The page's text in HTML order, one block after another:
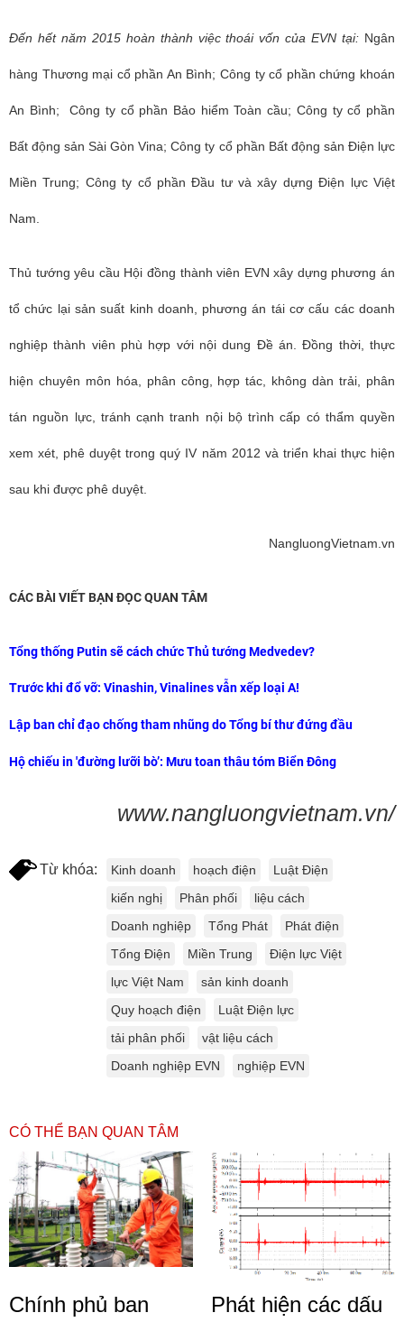
Đến hết năm 2015 hoàn thành việc thoái vốn của EVN tại: Ngân
hàng Thương mại cổ phần An Bình; Công ty cổ phần chứng khoán
An Bình; Công ty cổ phần Bảo hiểm Toàn cầu; Công ty cổ phần
Bất động sản Sài Gòn Vina; Công ty cổ phần Bất động sản Điện lực
Miền Trung; Công ty cổ phần Đầu tư và xây dựng Điện lực Việt
Nam.
Thủ tướng yêu cầu Hội đồng thành viên EVN xây dựng phương án
tổ chức lại sản suất kinh doanh, phương án tái cơ cấu các doanh
nghiệp thành viên phù hợp với nội dung Đề án. Đồng thời, thực
hiện chuyên môn hóa, phân công, hợp tác, không dàn trải, phân
tán nguồn lực, tránh cạnh tranh nội bộ trình cấp có thẩm quyền
xem xét, phê duyệt trong quý IV năm 2012 và triển khai thực hiện
sau khi được phê duyệt.
NangluongVietnam.vn
CÁC BÀI VIẾT BẠN ĐỌC QUAN TÂM
Tổng thống Putin sẽ cách chức Thủ tướng Medvedev?
Trước khi đổ vỡ: Vinashin, Vinalines vẫn xếp loại A!
Lập ban chỉ đạo chống tham nhũng do Tổng bí thư đứng đầu
Hộ chiếu in 'đường lưỡi bò’: Mưu toan thâu tóm Biển Đông
www.nangluongvietnam.vn/
Từ khóa: Kinh doanh hoạch điện
Luật Điện
kiến nghị
Phân phối
liệu cách
Doanh nghiệp
Tổng Phát
Phát điện
Tổng Điện
Miền Trung
Điện lực Việt
lực Việt Nam
sản kinh doanh
Quy hoạch điện
Luật Điện lực
tải phân phối
vật liệu cách
Doanh nghiệp EVN
nghiệp EVN
CÓ THỂ BẠN QUAN TÂM
Chính phủ ban
Phát hiện các dấu